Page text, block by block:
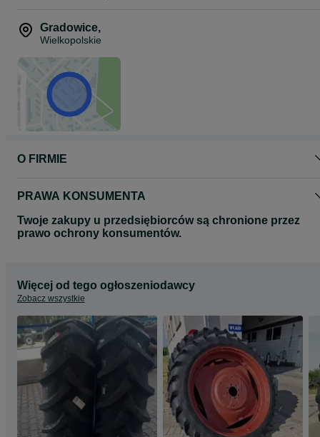
Gradowice,
Wielkopolskie
O FIRMIE
PRAWA KONSUMENTA
Twoje zakupy u przedsiębiorców są chronione przez
prawo ochrony konsumentów.
Więcej od tego ogłoszeniodawcy
Zobacz wszystkie